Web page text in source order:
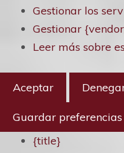
Gestionar los
Gestionar
Leer más sobre
Aceptar
Guardar preferencias
{title}